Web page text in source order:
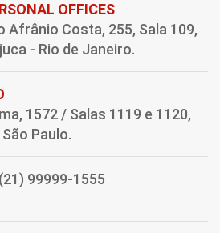
OFFICES
Afrânio Costa, 255, Sala 109,
- Rio de Janeiro.
1572 / Salas 1119 e 1120,
Paulo.
(21) 99999-1555